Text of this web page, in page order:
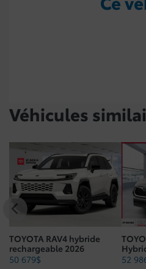
Véhicules
TOYOTA RAV4 hybride
rechargeable 2026
50 679$
52